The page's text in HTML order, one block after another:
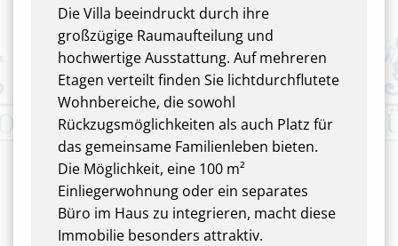
Die Villa beeindruckt durch ihre
großzügige Raumaufteilung und
hochwertige Ausstattung. Auf mehreren
Etagen verteilt finden Sie lichtdurchflutete
Wohnbereiche, die sowohl
Rückzugsmöglichkeiten als auch Platz für
das gemeinsame Familienleben bieten.
Die Möglichkeit, eine 100 m²
Einliegerwohnung oder ein separates
Büro im Haus zu integrieren, macht diese
Immobilie besonders attraktiv.